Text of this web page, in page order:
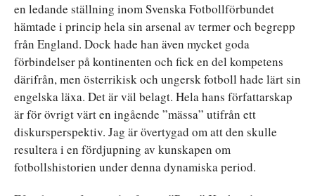
en ledande ställning inom Svenska Fotbollförbundet
hämtade i princip hela sin arsenal av termer och begrepp
från England. Dock hade han även mycket goda
förbindelser på kontinenten och fick en del kompetens
därifrån, men österrikisk och ungersk fotboll hade lärt sin
engelska läxa. Det är väl belagt. Hela hans författarskap
är för övrigt värt en ingående ”mässa” utifrån ett
diskursperspektiv. Jag är övertygad om att den skulle
resultera i en fördjupning av kunskapen om
fotbollshistorien under denna dynamiska period.